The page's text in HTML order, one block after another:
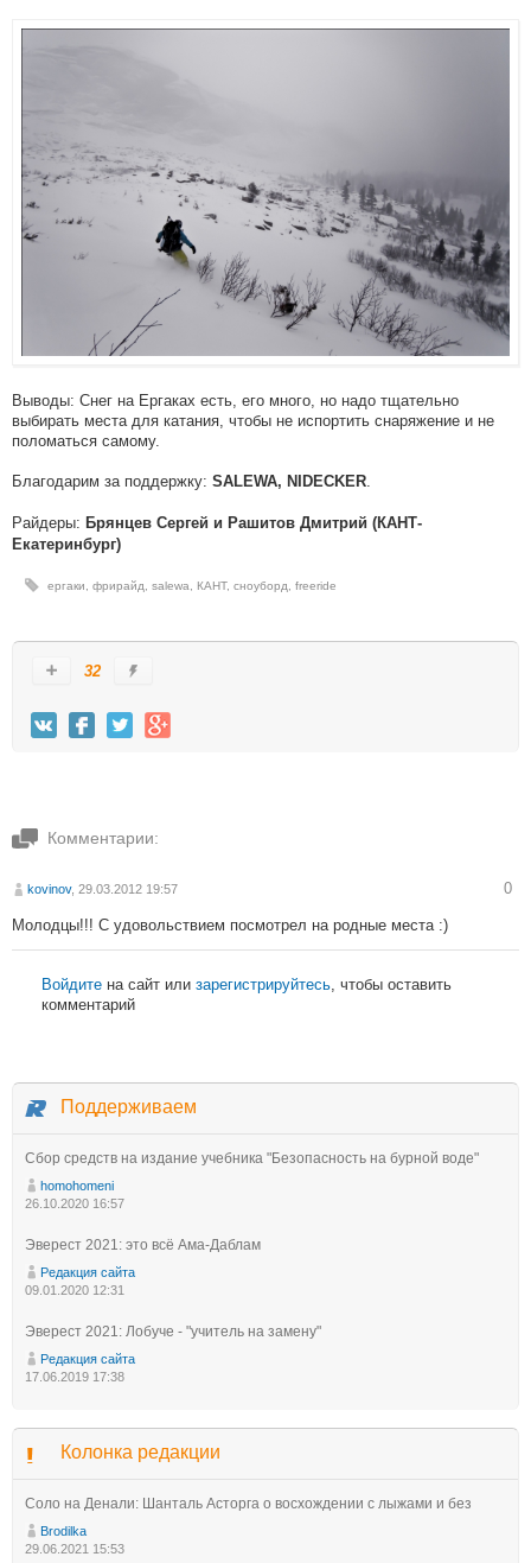
Выводы: Снег на Ергаках есть, его много, но надо тщательно
выбирать места для катания, чтобы не испортить снаряжение и не
поломаться самому.
Благодарим за поддержку: SALEWA, NIDECKER
Райдеры: Брянцев Сергей и Рашитов Дмитрий (КАНТ-
Екатеринбург)
ергаки фрирайд salewa КАНТ, сноуборд freeride
32
Комментарии:
kovinov, 29.03.2012 19:57 0
Молодцы!!! С удовольствием посмотрел на родные места :)
Войдите на сайт или зарегистрируйтесь , чтобы оставить
комментарий
Поддерживаем
Сбор средств на издание учебника "Безопасность на бурной воде"
homohomeni
26.10.2020 16:57
Эверест 2021: это всё Ама-Даблам
Редакция сайта
09.01.2020 12:31
Эверест 2021: Лобуче - "учитель на замену"
Редакция сайта
17.06.2019 17:38
Колонка редакции
Соло на Денали: Шанталь Асторга о восхождении с лыжами и без
Brodilka
29.06.2021 15:53